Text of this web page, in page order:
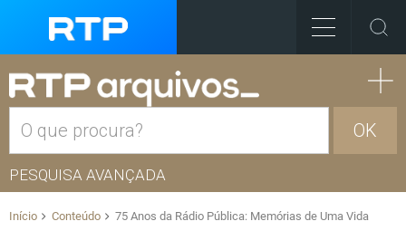
OK
PESQUISA AVANÇADA
Início Conteúdo 75 Anos da Rádio Pública: Memórias de Uma Vida